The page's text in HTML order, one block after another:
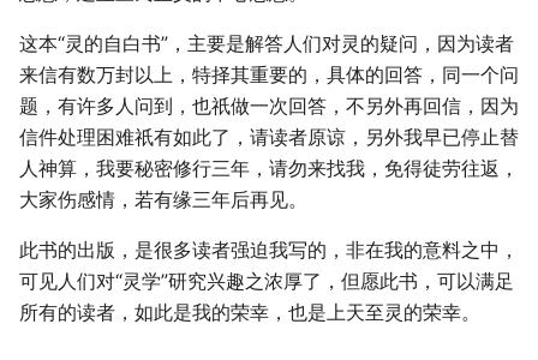
这本“灵的自白书”，主要是解答人们对灵的疑问，因为读者
来信有数万封以上，特择其重要的，具体的回答，同一个问
题，有许多人问到，也祇做一次回答，不另外再回信，因为
信件处理困难祇有如此了，请读者原谅，另外我早已停止替
人神算，我要秘密修行三年，请勿来找我，免得徒劳往返，
大家伤感情，若有缘三年后再见。
此书的出版，是很多读者强迫我写的，非在我的意料之中，
可见人们对“灵学”研究兴趣之浓厚了，但愿此书，可以满足
所有的读者，如此是我的荣幸，也是上天至灵的荣幸。